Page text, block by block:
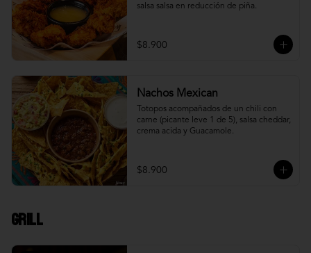
salsa salsa en reducción de piña.
$8.900
Nachos Mexican
Totopos acompañados de un chili con
carne (picante leve 1 de 5), salsa cheddar,
crema acida y Guacamole.
$8.900
Grill